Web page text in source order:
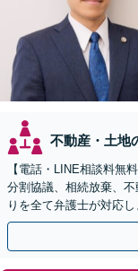
不動産・土地
【電話・LINE相談料無
分割協議、相続放棄、
りを全て弁護士が対応し